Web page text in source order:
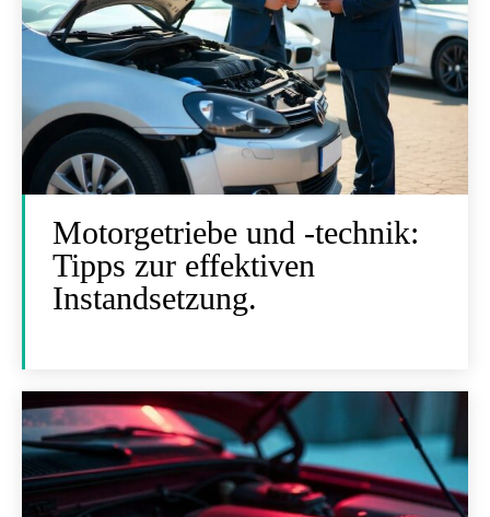
Motorgetriebe und -technik:
Tipps zur effektiven
Instandsetzung.